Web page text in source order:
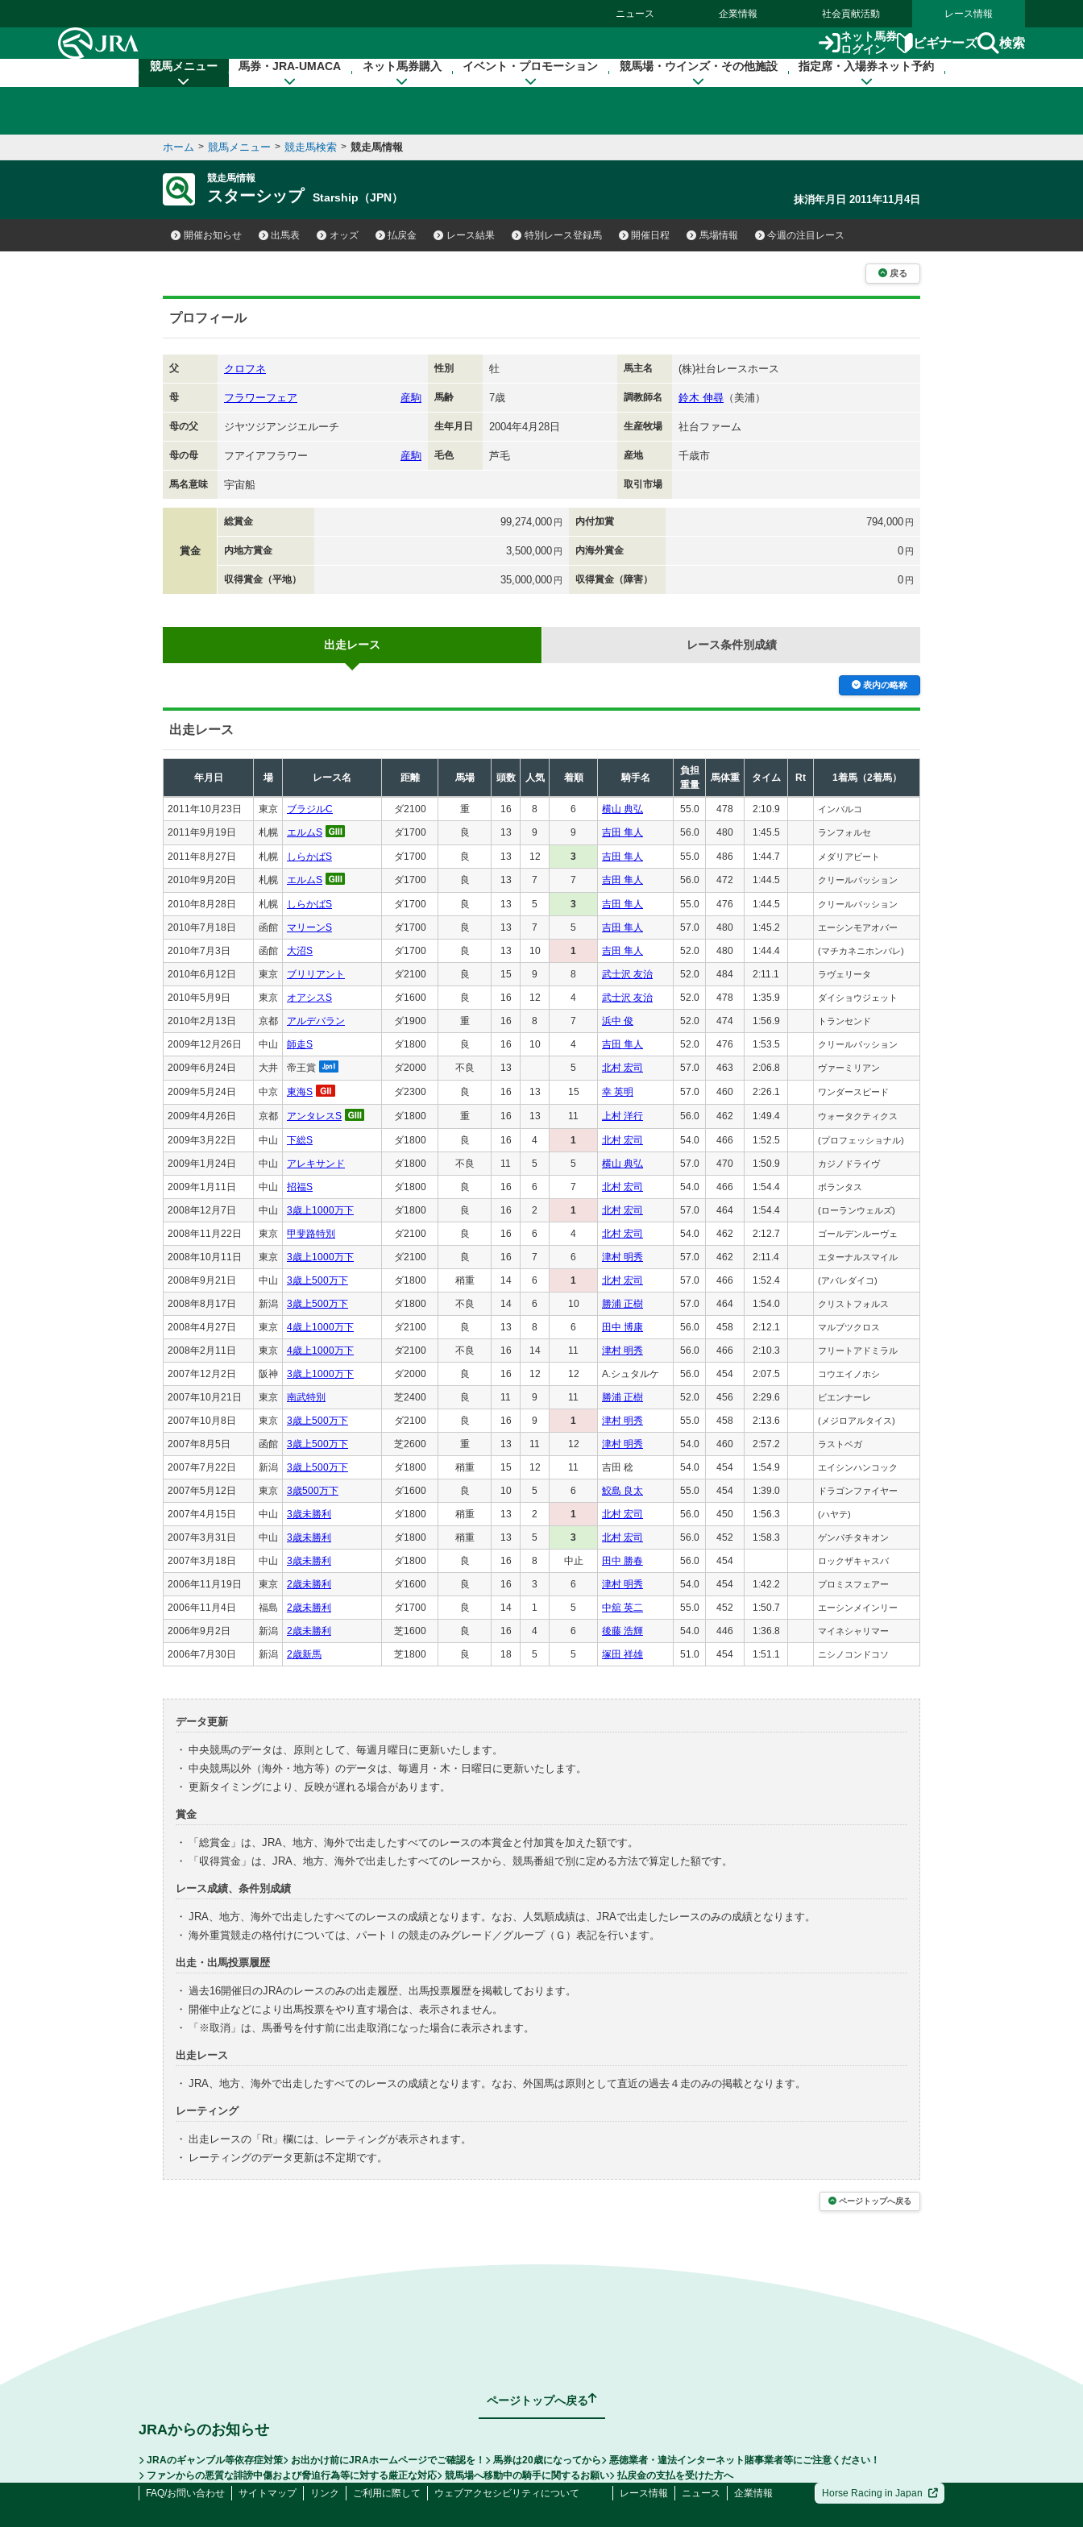
ニュース 企業情報 社会貢献活動 レース情報
ネット馬券
ログイン
ビギナーズ 検索
競馬メニュー 馬券・JRA-UMACA ネット馬券購入 イベント・プロモーション 競馬場・ウインズ・その他施設 指定席・入場券ネット予約
ホーム > 競馬メニュー > 競走馬検索 > 競走馬情報
競走馬情報
スターシップ Starship（JPN） 抹消年月日 2011年11月4日
開催お知らせ 出馬表 オッズ 払戻金 レース結果 特別レース登録馬 開催日程 馬場情報 今週の注目レース
戻る
プロフィール
父 クロフネ 性別 牡 馬主名 (株)社台レースホース
母 フラワーフェア 産駒 馬齢 7歳 調教師名 鈴木 伸尋 （美浦）
母の父 ジヤツジアンジエルーチ 生年月日 2004年4月28日 生産牧場 社台ファーム
母の母 フアイアフラワー 産駒 毛色 芦毛 産地 千歳市
馬名意味 宇宙船 取引市場
賞金
総賞金 99,274,000 円 内付加賞 794,000 円
内地方賞金 3,500,000 円 内海外賞金 0 円
収得賞金（平地） 35,000,000 円 収得賞金（障害） 0 円
出走レース レース条件別成績
表内の略称
出走レース
年月日 場 レース名 距離 馬場 頭数 人気 着順 騎手名
負担
重量
馬体重 タイム Rt 1着馬（2着馬）
2011年10月23日 東京 ブラジルC ダ2100 重 16 8 6 横山 典弘 55.0 478 2:10.9 インバルコ
2011年9月19日 札幌 エルムS ダ1700 良 13 9 9 吉田 隼人 56.0 480 1:45.5 ランフォルセ
2011年8月27日 札幌 しらかばS ダ1700 良 13 12 3 吉田 隼人 55.0 486 1:44.7 メダリアビート
2010年9月20日 札幌 エルムS ダ1700 良 13 7 7 吉田 隼人 56.0 472 1:44.5 クリールパッション
2010年8月28日 札幌 しらかばS ダ1700 良 13 5 3 吉田 隼人 55.0 476 1:44.5 クリールパッション
2010年7月18日 函館 マリーンS ダ1700 良 13 7 5 吉田 隼人 57.0 480 1:45.2 エーシンモアオバー
2010年7月3日 函館 大沼S ダ1700 良 13 10 1 吉田 隼人 52.0 480 1:44.4 (マチカネニホンバレ)
2010年6月12日 東京 ブリリアント ダ2100 良 15 9 8 武士沢 友治 52.0 484 2:11.1 ラヴェリータ
2010年5月9日 東京 オアシスS ダ1600 良 16 12 4 武士沢 友治 52.0 478 1:35.9 ダイショウジェット
2010年2月13日 京都 アルデバラン ダ1900 重 16 8 7 浜中 俊 52.0 474 1:56.9 トランセンド
2009年12月26日 中山 師走S ダ1800 良 16 10 4 吉田 隼人 52.0 476 1:53.5 クリールパッション
2009年6月24日 大井 帝王賞 ダ2000 不良 13 5 北村 宏司 57.0 463 2:06.8 ヴァーミリアン
2009年5月24日 中京 東海S ダ2300 良 16 13 15 幸 英明 57.0 460 2:26.1 ワンダースピード
2009年4月26日 京都 アンタレスS ダ1800 重 16 13 11 上村 洋行 56.0 462 1:49.4 ウォータクティクス
2009年3月22日 中山 下総S ダ1800 良 16 4 1 北村 宏司 54.0 466 1:52.5 (プロフェッショナル)
2009年1月24日 中山 アレキサンド ダ1800 不良 11 5 5 横山 典弘 57.0 470 1:50.9 カジノドライヴ
2009年1月11日 中山 招福S ダ1800 良 16 6 7 北村 宏司 54.0 466 1:54.4 ボランタス
2008年12月7日 中山 3歳上1000万下 ダ1800 良 16 2 1 北村 宏司 57.0 464 1:54.4 (ローランウェルズ)
2008年11月22日 東京 甲斐路特別 ダ2100 良 16 6 4 北村 宏司 54.0 462 2:12.7 ゴールデンルーヴェ
2008年10月11日 東京 3歳上1000万下 ダ2100 良 16 7 6 津村 明秀 57.0 462 2:11.4 エターナルスマイル
2008年9月21日 中山 3歳上500万下 ダ1800 稍重 14 6 1 北村 宏司 57.0 466 1:52.4 (アバレダイコ)
2008年8月17日 新潟 3歳上500万下 ダ1800 不良 14 6 10 勝浦 正樹 57.0 464 1:54.0 クリストフォルス
2008年4月27日 東京 4歳上1000万下 ダ2100 良 13 8 6 田中 博康 56.0 458 2:12.1 マルブツクロス
2008年2月11日 東京 4歳上1000万下 ダ2100 不良 16 14 11 津村 明秀 56.0 466 2:10.3 フリートアドミラル
2007年12月2日 阪神 3歳上1000万下 ダ2000 良 16 12 12 A.シュタルケ 56.0 454 2:07.5 コウエイノホシ
2007年10月21日 東京 南武特別 芝2400 良 11 9 11 勝浦 正樹 52.0 456 2:29.6 ビエンナーレ
2007年10月8日 東京 3歳上500万下 ダ2100 良 16 9 1 津村 明秀 55.0 458 2:13.6 (メジロアルタイス)
2007年8月5日 函館 3歳上500万下 芝2600 重 13 11 12 津村 明秀 54.0 460 2:57.2 ラストベガ
2007年7月22日 新潟 3歳上500万下 ダ1800 稍重 15 12 11 吉田 稔 54.0 454 1:54.9 エイシンハンコック
2007年5月12日 東京 3歳500万下 ダ1600 良 10 5 6 鮫島 良太 55.0 454 1:39.0 ドラゴンファイヤー
2007年4月15日 中山 3歳未勝利 ダ1800 稍重 13 2 1 北村 宏司 56.0 450 1:56.3 (ハヤテ)
2007年3月31日 中山 3歳未勝利 ダ1800 稍重 13 5 3 北村 宏司 56.0 452 1:58.3 ゲンパチタキオン
2007年3月18日 中山 3歳未勝利 ダ1800 良 16 8 中止 田中 勝春 56.0 454 ロックザキャスバ
2006年11月19日 東京 2歳未勝利 ダ1600 良 16 3 6 津村 明秀 54.0 454 1:42.2 プロミスフェアー
2006年11月4日 福島 2歳未勝利 ダ1700 良 14 1 5 中舘 英二 55.0 452 1:50.7 エーシンメインリー
2006年9月2日 新潟 2歳未勝利 芝1600 良 16 4 6 後藤 浩輝 54.0 446 1:36.8 マイネシャリマー
2006年7月30日 新潟 2歳新馬 芝1800 良 18 5 5 塚田 祥雄 51.0 454 1:51.1 ニシノコンドコソ
データ更新
・ 中央競馬のデータは、原則として、毎週月曜日に更新いたします。
・ 中央競馬以外（海外・地方等）のデータは、毎週月・木・日曜日に更新いたします。
・ 更新タイミングにより、反映が遅れる場合があります。
賞金
・
「総賞金」は、JRA、地方、海外で出走したすべてのレースの本賞金と付加賞を加えた額です。
・
「収得賞金」は、JRA、地方、海外で出走したすべてのレースから、競馬番組で別に定める方法で算定した額です。
レース成績、条件別成績
・ JRA、地方、海外で出走したすべてのレースの成績となります。なお、人気順成績は、JRAで出走したレースのみの成績となります。
・ 海外重賞競走の格付けについては、パートⅠの競走のみグレード／グループ（Ｇ）表記を行います。
出走・出馬投票履歴
・ 過去16開催日のJRAのレースのみの出走履歴、出馬投票履歴を掲載しております。
・ 開催中止などにより出馬投票をやり直す場合は、表示されません。
・
「※取消」は、馬番号を付す前に出走取消になった場合に表示されます。
出走レース
・ JRA、地方、海外で出走したすべてのレースの成績となります。なお、外国馬は原則として直近の過去４走のみの掲載となります。
レーティング
・ 出走レースの「Rt」欄には、レーティングが表示されます。
・
レーティングのデータ更新は不定期です。
ページトップへ戻る
ページトップへ戻る
JRAからのお知らせ
JRAのギャンブル等依存症対策 お出かけ前にJRAホームページでご確認を！ 馬券は20歳になってから
悪徳業者・違法インターネット賭事業者等にご注意ください！
ファンからの悪質な誹謗中傷および脅迫行為等に対する厳正な対応
競馬場へ移動中の騎手に関するお願い
払戻金の支払を受けた方へ
FAQ/お問い合わせ
サイトマップ リンク ご利用に際して ウェブアクセシビリティについて レース情報 ニュース 企業情報 Horse Racing in Japan